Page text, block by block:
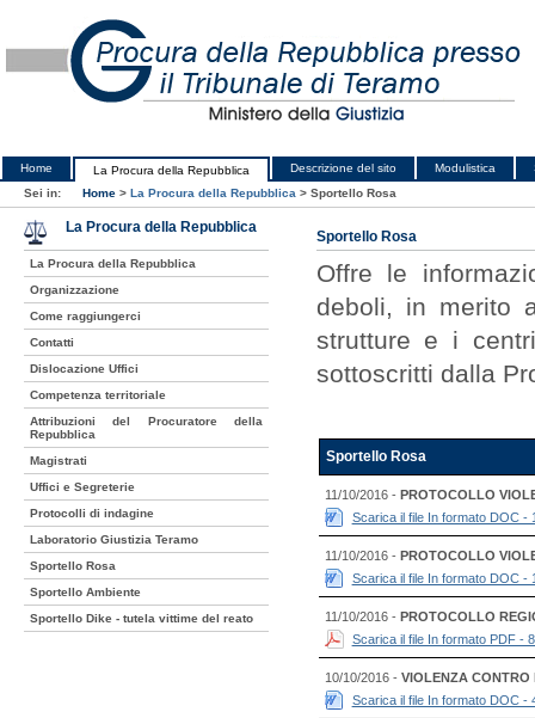
Home La Procura della Repubblica Descrizione del sito Modulistica
Sei in:
Home > La Procura della Repubblica > Sportello Rosa
Sportello Rosa
Offre le
deboli, in merito
strutture e i
sottoscritti dalla
Sportello Rosa
11/10/2016 - PROTOCOLLO
Scarica il file In formato DOC -
11/10/2016 - PROTOCOLLO
Scarica il file In formato DOC -
11/10/2016 - PROTOCOLLO
Scarica il file In formato PDF -
10/10/2016 - VIOLENZA CONTRO
Scarica il file In formato DOC -
La Procura della Repubblica
La Procura della Repubblica
Organizzazione
Come raggiungerci
Contatti
Dislocazione Uffici
Competenza territoriale
Attribuzioni del Procuratore della
Repubblica
Magistrati
Uffici e Segreterie
Protocolli di indagine
Laboratorio Giustizia Teramo
Sportello Rosa
Sportello Ambiente
Sportello Dike - tutela vittime del reato